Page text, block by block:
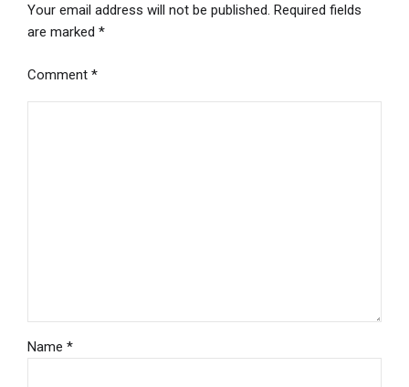
Your email address will not be published. Required fields
are marked *
Comment *
Name *